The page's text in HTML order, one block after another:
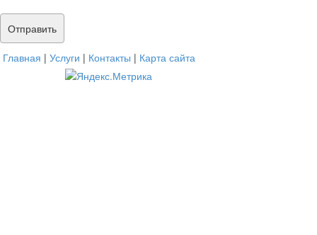
Главная | Услуги | Контакты | Карта сайта